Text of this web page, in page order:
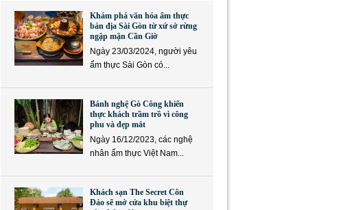
Khám phá văn hóa ẩm thực
bản địa Sài Gòn từ xứ sở rừng
ngập mặn Cần Giờ
Ngày 23/03/2024, người yêu
ẩm thực Sài Gòn có...
Bánh nghệ Gò Công khiến
thực khách trầm trồ vì công
phu và đẹp mắt
Ngày 16/12/2023, các nghệ
nhân ẩm thực Việt Nam...
Khách sạn The Secret Côn
Đảo sẽ mở cửa khu biệt thự